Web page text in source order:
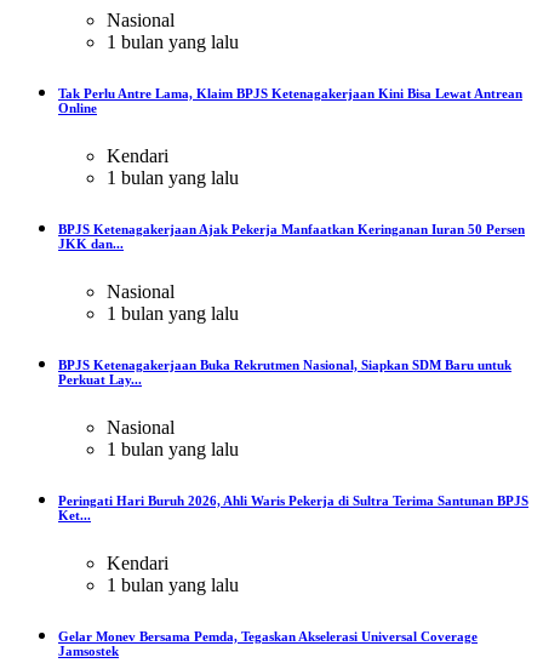
Nasional
1 bulan yang lalu
Tak Perlu Antre Lama, Klaim BPJS Ketenagakerjaan Kini Bisa Lewat Antrean
Online
Kendari
1 bulan yang lalu
BPJS Ketenagakerjaan Ajak Pekerja Manfaatkan Keringanan Iuran 50 Persen
JKK dan...
Nasional
1 bulan yang lalu
BPJS Ketenagakerjaan Buka Rekrutmen Nasional, Siapkan SDM Baru untuk
Perkuat Lay...
Nasional
1 bulan yang lalu
Peringati Hari Buruh 2026, Ahli Waris Pekerja di Sultra Terima Santunan BPJS
Ket...
Kendari
1 bulan yang lalu
Gelar Monev Bersama Pemda, Tegaskan Akselerasi Universal Coverage
Jamsostek